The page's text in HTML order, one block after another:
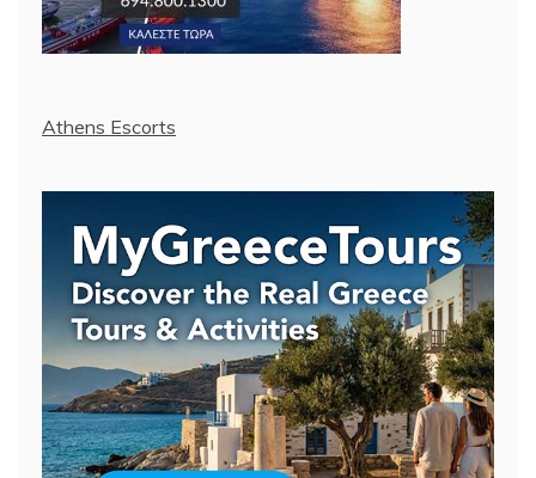
Athens Escorts